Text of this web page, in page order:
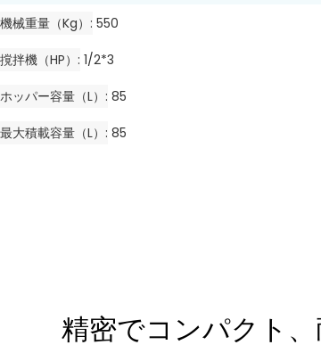
機械重量（kg） 550
撹拌機（HP） 1/2*3
ホッパー容量（L） 85
最大積載容量（L） 85
精密でコンパクト